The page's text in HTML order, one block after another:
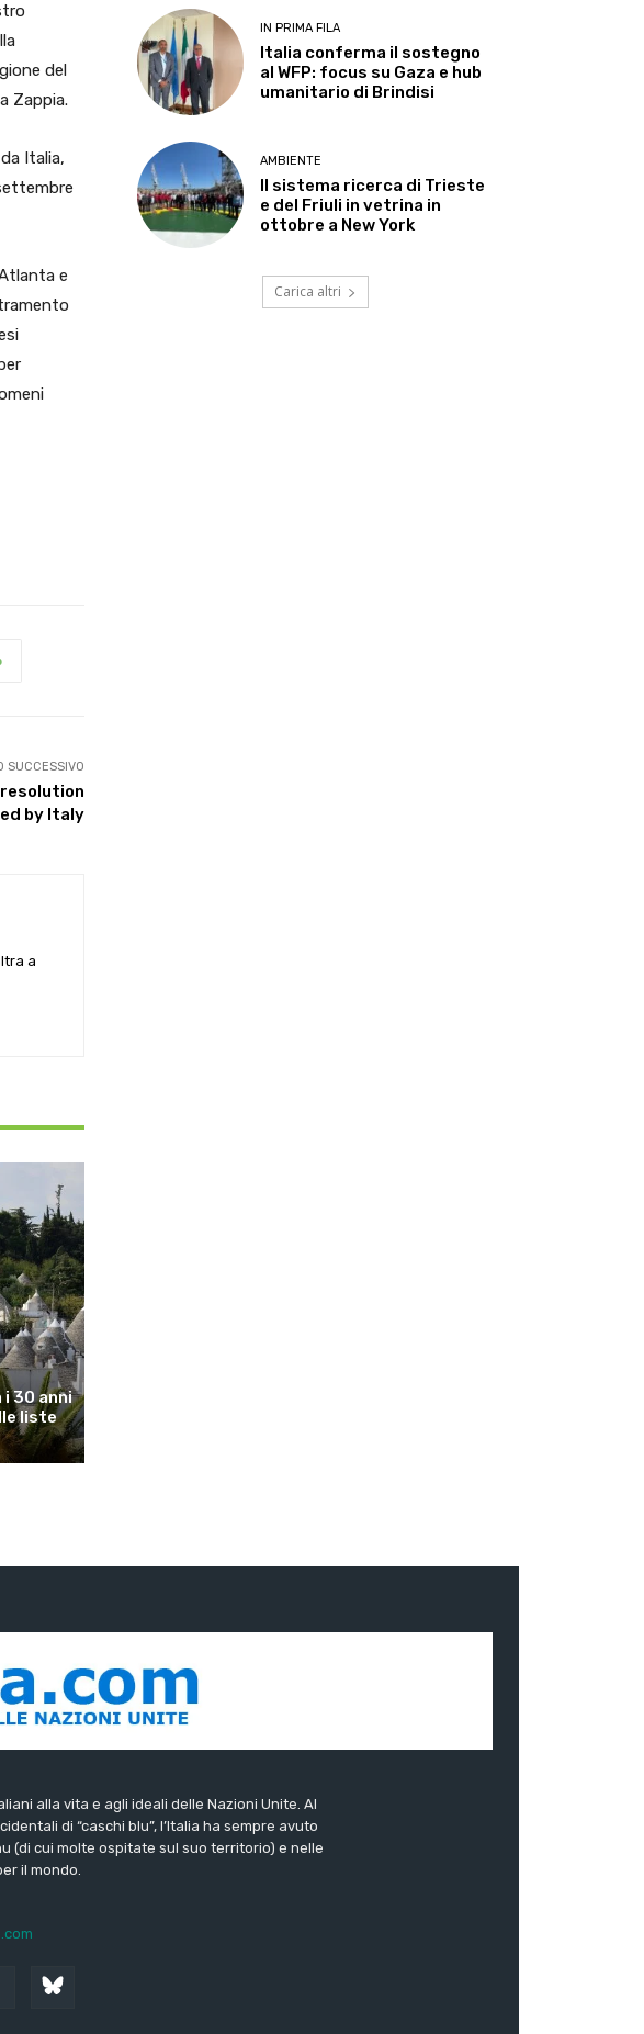
del
Zappia.
Italia,
e
SUCCESSIVO
resolution
by Italy
a
30 anni
liste
IN PRIMA FILA
Italia conferma il sostegno
al WFP: focus su Gaza e hub
umanitario di Brindisi
AMBIENTE
Il sistema ricerca di Trieste
e del Friuli in vetrina in
ottobre a New York
Carica altri
alla vita e agli ideali delle Nazioni Unite. Al
di “caschi blu”, l’Italia ha sempre avuto
(di cui molte ospitate sul suo territorio) e nelle
il mondo.